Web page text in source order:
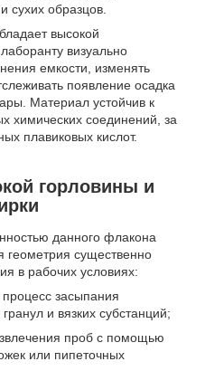
сухих образцов.
высокой
визуально
емкости, изменять
появление осадка
Материал устойчив к
химических соединений, за
плавиковых кислот.
горловины и
данного флакона
геометрия существенно
в рабочих условиях:
процесс засыпания
и вязких субстанций;
проб с помощью
или пипеточных